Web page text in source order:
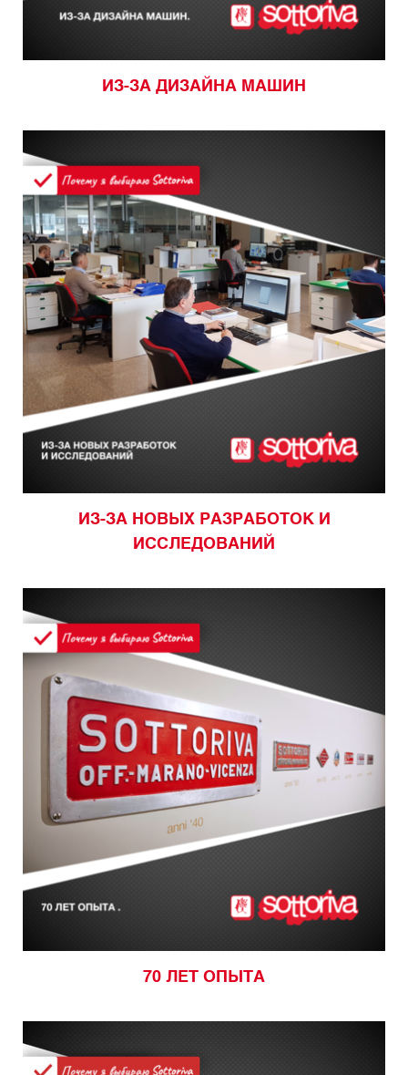
ИЗ-ЗА ДИЗАЙНА МАШИН
ИЗ-ЗА НОВЫХ РАЗРАБОТОК И
ИССЛЕДОВАНИЙ
70 ЛЕТ ОПЫТА